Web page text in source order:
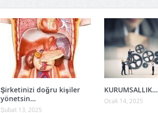
Şirketinizi doğru kişiler
yönetsin…
Şubat 13, 2025
KURUMSALLIK…
Ocak 14, 2025